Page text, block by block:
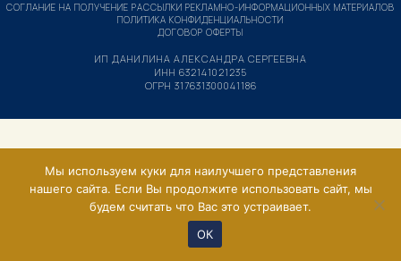
ИП ДАНИЛИНА АЛЕКСАНДРА СЕРГЕЕВНА
ИНН 632141021235
ОГРН 317631300041186
СОГЛАНИЕ НА ПОЛУЧЕНИЕ РАССЫЛКИ РЕКЛАМНО-ИНФОРМАЦИОННЫХ МАТЕРИАЛОВ
ПОЛИТИКА КОНФИДЕНЦИАЛЬНОСТИ
ДОГОВОР ОФЕРТЫ
Мы используем куки для наилучшего представления
нашего сайта. Если Вы продолжите использовать сайт, мы
будем считать что Вас это устраивает.
ОК